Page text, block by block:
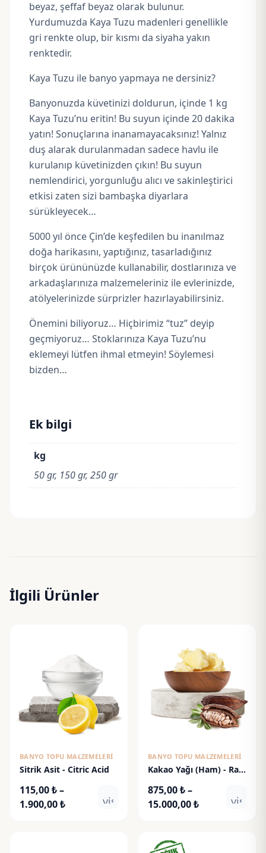
beyaz, şeffaf beyaz olarak bulunur.
Yurdumuzda Kaya Tuzu madenleri genellikle
gri renkte olup, bir kısmı da siyaha yakın
renktedir.
Kaya Tuzu ile banyo yapmaya ne dersiniz?
Banyonuzda küvetinizi doldurun, içinde 1 kg
Kaya Tuzu’nu eritin! Bu suyun içinde 20 dakika
yatın! Sonuçlarına inanamayacaksınız! Yalnız
duş alarak durulanmadan sadece havlu ile
kurulanıp küvetinizden çıkın! Bu suyun
nemlendirici, yorgunluğu alıcı ve sakinleştirici
etkisi zaten sizi bambaşka diyarlara
sürükleyecek…
5000 yıl önce Çin’de keşfedilen bu inanılmaz
doğa harikasını, yaptığınız, tasarladığınız
birçok ürününüzde kullanabilir, dostlarınıza ve
arkadaşlarınıza malzemeleriniz ile evlerinizde,
atölyelerinizde sürprizler hazırlayabilirsiniz.
Önemini biliyoruz… Hiçbirimiz “tuz” deyip
geçmiyoruz… Stoklarınıza Kaya Tuzu’nu
eklemeyi lütfen ihmal etmeyin! Söylemesi
bizden…
Ek bilgi
kg
50 gr, 150 gr, 250 gr
İlgili Ürünler
BANYO TOPU MALZEMELERI
Sitrik Asit - Citric Acid
115,00₺–
1.900,00₺Fiyat
visibility
BANYO TOPU MALZEMELERI
Kakao Yağı (Ham) - Raw
875,00₺–
15.000,00₺Fiyat